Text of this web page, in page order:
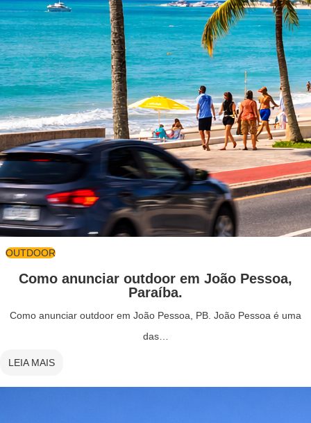
OUTDOOR
Como anunciar outdoor em João Pessoa,
Paraíba.
Como anunciar outdoor em João Pessoa, PB. João Pessoa é uma
das…
LEIA MAIS